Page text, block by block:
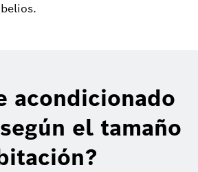
acondicionado
el tamaño